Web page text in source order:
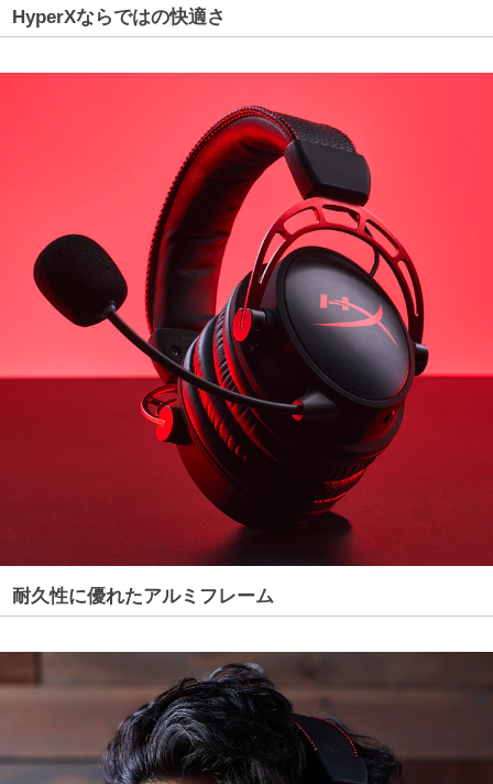
HyperXならではの快適さ
耐久性に優れたアルミフレーム